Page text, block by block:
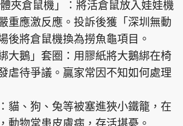
夾倉鼠機」：將活倉鼠放入娃娃機
重應激反應。投訴後獲「深圳無動
後將倉鼠機換為撈魚龜項目。
大鵝」套圈：用膠紙將大鵝綁在椅
虐待爭議。贏家常因不知如何處理
貓、狗、兔等被塞進狹小鐵籠，在